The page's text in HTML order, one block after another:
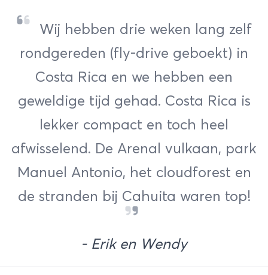
Wij hebben drie weken lang zelf
rondgereden (fly-drive geboekt) in
Costa Rica en we hebben een
geweldige tijd gehad. Costa Rica is
lekker compact en toch heel
afwisselend. De Arenal vulkaan, park
Manuel Antonio, het cloudforest en
de stranden bij Cahuita waren top!
- Erik en Wendy